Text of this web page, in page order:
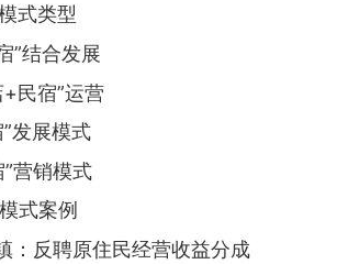
式类型
”结合发展
+民宿”运营
”发展模式
”营销模式
式案例
：反聘原住民经营收益分成